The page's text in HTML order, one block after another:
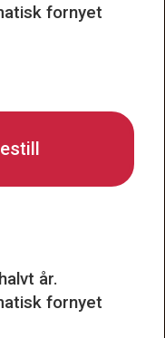
fornyet
år.
fornyet